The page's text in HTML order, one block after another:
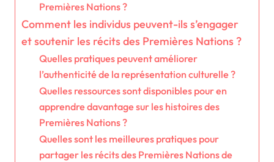
Premières Nations ?
Comment les individus peuvent-ils s’engager
et soutenir les récits des Premières Nations ?
Quelles pratiques peuvent améliorer
l’authenticité de la représentation culturelle ?
Quelles ressources sont disponibles pour en
apprendre davantage sur les histoires des
Premières Nations ?
Quelles sont les meilleures pratiques pour
partager les récits des Premières Nations de